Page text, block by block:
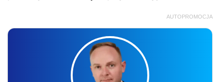
AUTOPROMOCJA